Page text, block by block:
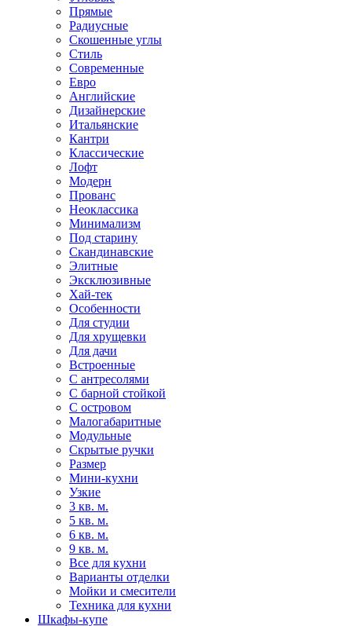
Прямые
Радиусные
Скошенные углы
Стиль
Современные
Евро
Английские
Дизайнерские
Итальянские
Кантри
Классические
Лофт
Модерн
Прованс
Неоклассика
Минимализм
Под старину
Скандинавские
Элитные
Эксклюзивные
Хай-тек
Особенности
Для студии
Для хрущевки
Для дачи
Встроенные
С антресолями
С барной стойкой
С островом
Малогабаритные
Модульные
Скрытые ручки
Размер
Мини-кухни
Узкие
3 кв. м.
5 кв. м.
6 кв. м.
9 кв. м.
Все для кухни
Варианты отделки
Мойки и смесители
Техника для кухни
Шкафы-купе